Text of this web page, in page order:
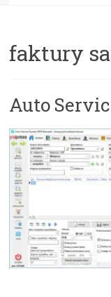
faktury
Auto